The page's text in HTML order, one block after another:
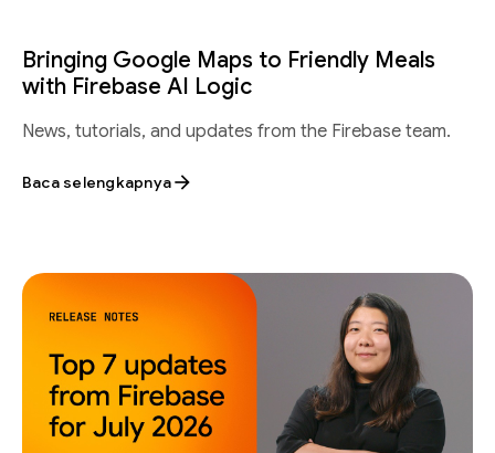
Bringing Google Maps to Friendly Meals
with Firebase AI Logic
News, tutorials, and updates from the Firebase team.
Baca selengkapnya